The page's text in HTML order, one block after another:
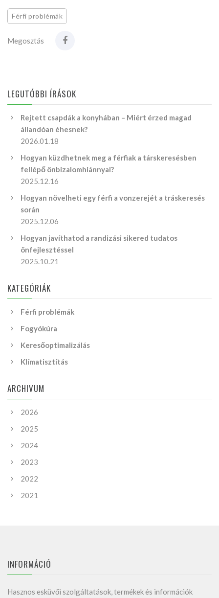
Férfi problémák
Megosztás
LEGUTÓBBI ÍRÁSOK
Rejtett csapdák a konyhában – Miért érzed magad
állandóan éhesnek?
2026.01.18
Hogyan küzdhetnek meg a férfiak a társkeresésben
fellépő önbizalomhiánnyal?
2025.12.16
Hogyan növelheti egy férfi a vonzerejét a tráskeresés
során
2025.12.06
Hogyan javíthatod a randizási sikered tudatos
önfejlesztéssel
2025.10.21
KATEGÓRIÁK
Férfi problémák
Fogyókúra
Keresőoptimalizálás
Klímatisztítás
ARCHIVUM
2026
2025
2024
2023
2022
2021
INFORMÁCIÓ
Hasznos esküvői szolgáltatások, termékek és információk